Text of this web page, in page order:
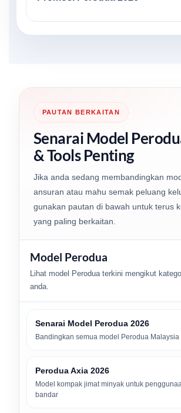
PAUTAN BERKAITAN
Senarai Model
& Tools Penting
Jika anda sedang membandingkan
ansuran atau mahu semak peluang
gunakan pautan di bawah untuk terus
yang paling berkaitan.
Model Perodua
Lihat model Perodua terkini mengikut
anda.
Senarai Model Perodua 2026
Bandingkan semua model Perodua Malaysia
Perodua Axia 2026
Model kompak jimat minyak untuk
bandar